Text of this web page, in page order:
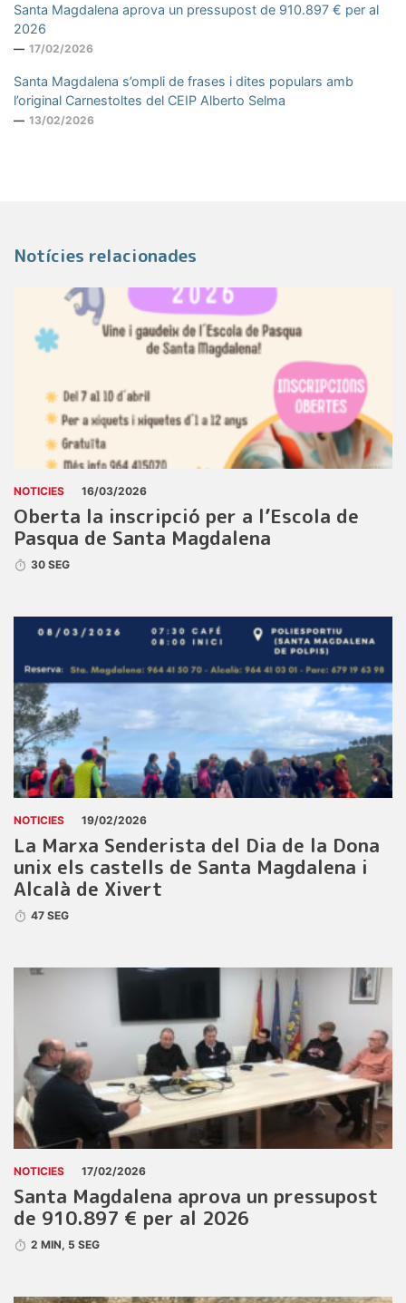
Santa Magdalena aprova un pressupost de 910.897 € per al
2026
17/02/2026
Santa Magdalena s’ompli de frases i dites populars amb
l’original Carnestoltes del CEIP Alberto Selma
13/02/2026
Notícies relacionades
NOTICIES 16/03/2026
Oberta la inscripció per a l’Escola de
Pasqua de Santa Magdalena
30 SEG
NOTICIES 19/02/2026
La Marxa Senderista del Dia de la Dona
unix els castells de Santa Magdalena i
Alcalà de Xivert
47 SEG
NOTICIES 17/02/2026
Santa Magdalena aprova un pressupost
de 910.897 € per al 2026
2 MIN, 5 SEG